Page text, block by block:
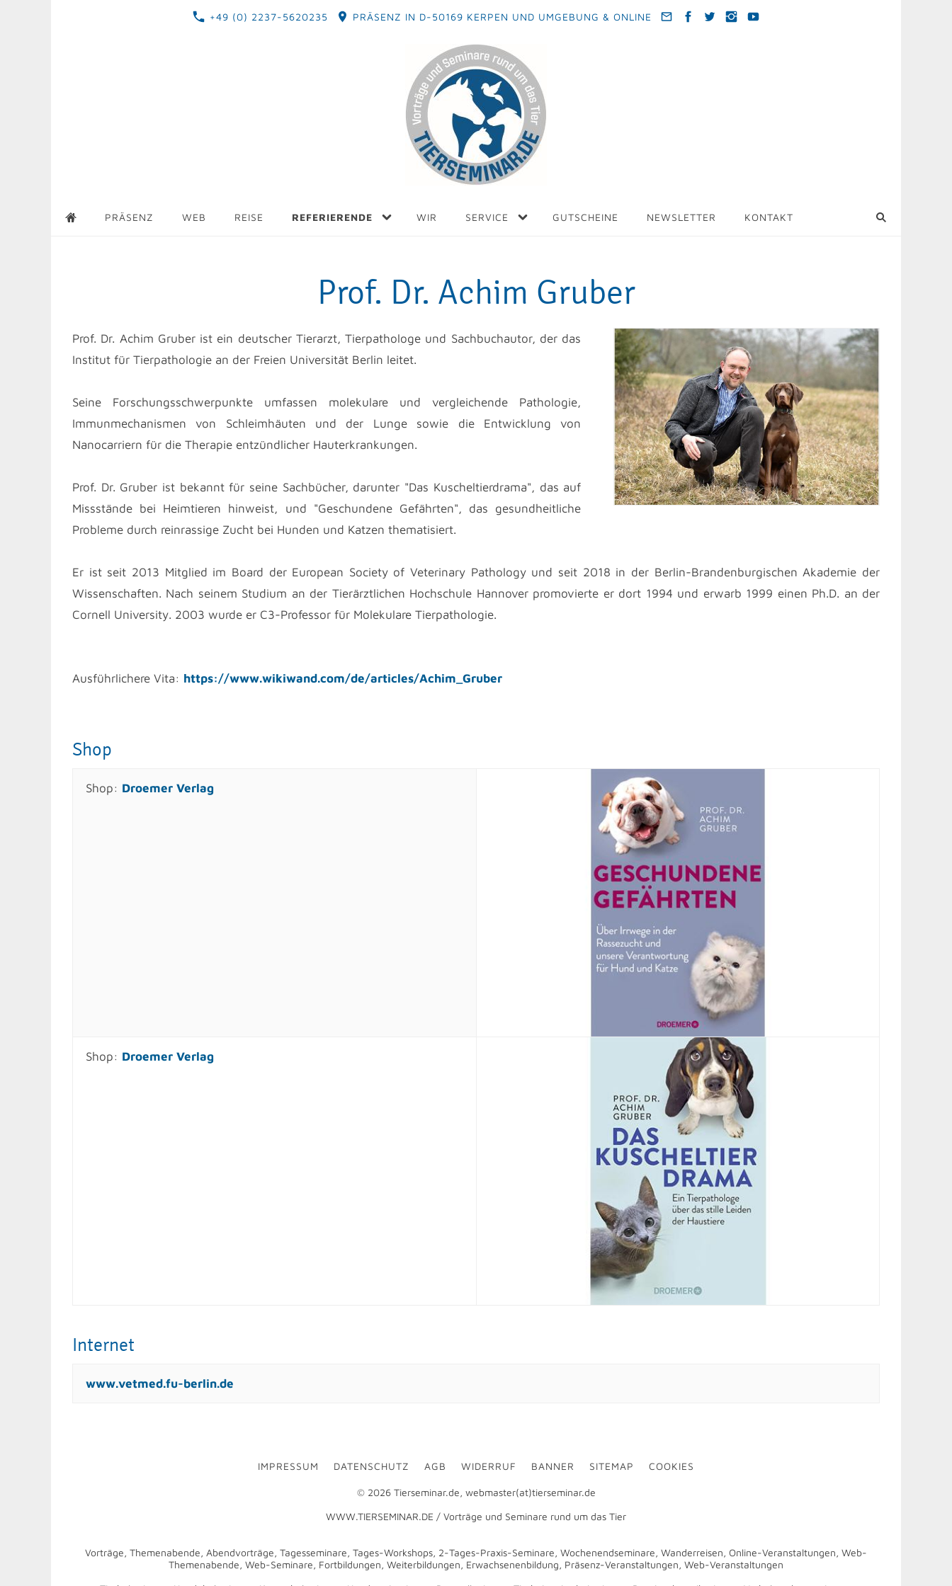
+49 (0) 2237-5620235 PRÄSENZ IN D-50169 KERPEN UND UMGEBUNG & ONLINE
PRÄSENZ WEB REISE REFERIERENDE WIR SERVICE GUTSCHEINE NEWSLETTER KONTAKT
Prof. Dr. Achim Gruber
Prof. Dr. Achim Gruber ist ein deutscher Tierarzt, Tierpathologe und Sachbuchautor, der das
Institut für Tierpathologie an der Freien Universität Berlin leitet.
Seine Forschungsschwerpunkte umfassen molekulare und vergleichende Pathologie,
Immunmechanismen von Schleimhäuten und der Lunge sowie die Entwicklung von
Nanocarriern für die Therapie entzündlicher Hauterkrankungen.
Prof. Dr. Gruber ist bekannt für seine Sachbücher, darunter "Das Kuscheltierdrama", das auf
Missstände bei Heimtieren hinweist, und "Geschundene Gefährten", das gesundheitliche
Probleme durch reinrassige Zucht bei Hunden und Katzen thematisiert.
Er ist seit 2013 Mitglied im Board der European Society of Veterinary Pathology und seit 2018 in der Berlin-Brandenburgischen Akademie der
Wissenschaften. Nach seinem Studium an der Tierärztlichen Hochschule Hannover promovierte er dort 1994 und erwarb 1999 einen Ph.D. an der
Cornell University. 2003 wurde er C3-Professor für Molekulare Tierpathologie.
Ausführlichere Vita: https://www.wikiwand.com/de/articles/Achim_Gruber
Shop
Shop: Droemer Verlag
Shop: Droemer Verlag
Internet
www.vetmed.fu-berlin.de
IMPRESSUM DATENSCHUTZ AGB WIDERRUF BANNER SITEMAP COOKIES
© 2026 Tierseminar.de, webmaster(at)tierseminar.de
WWW.TIERSEMINAR.DE / Vorträge und Seminare rund um das Tier
Vorträge, Themenabende, Abendvorträge, Tagesseminare, Tages-Workshops, 2-Tages-Praxis-Seminare, Wochenendseminare, Wanderreisen, Online-Veranstaltungen, Web-
Themenabende, Web-Seminare, Fortbildungen, Weiterbildungen, Erwachsenenbildung, Präsenz-Veranstaltungen, Web-Veranstaltungen